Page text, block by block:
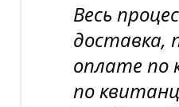
Весь
доставка,
оплате по
по